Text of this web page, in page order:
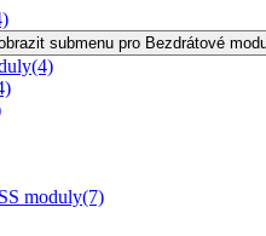
submenu pro Bezdrátové
(4)
moduly(7)